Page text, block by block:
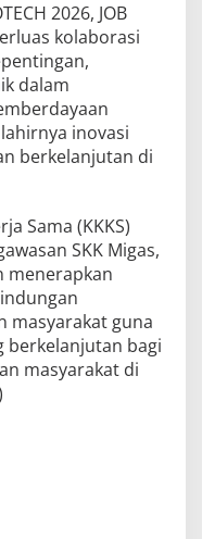
2026, JOB
kolaborasi
dalam
inovasi
berkelanjutan di
Sama (KKKS)
SKK Migas,
menerapkan
masyarakat guna
berkelanjutan bagi
masyarakat di